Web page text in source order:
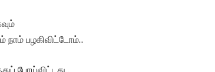
பழகிவிட்டோம்..
போய்விட்டது..